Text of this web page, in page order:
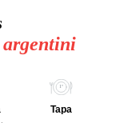
Tapa